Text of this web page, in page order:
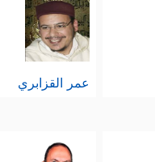
عمر القزابري